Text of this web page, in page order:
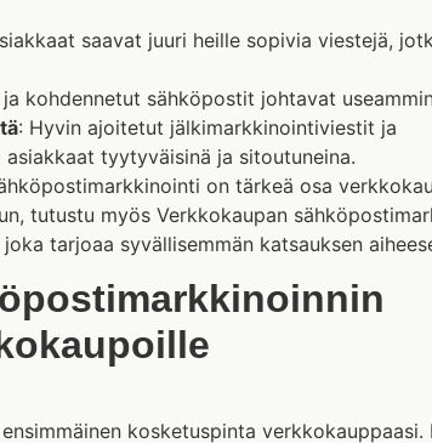
saavat juuri heille sopivia viestejä,
kohdennetut sähköpostit johtavat
: Hyvin ajoitetut jälkimarkkinointiviestit ja
tyytyväisinä ja sitoutuneina.
on tärkeä osa
tutustu myös Verkkokaupan
tarjoaa syvällisemmän katsauksen
kosketuspinta verkkokauppaasi.